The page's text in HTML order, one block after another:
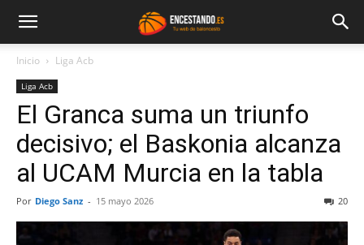
Inicio Liga Acb
Liga Acb
El Granca suma un triunfo
decisivo; el Baskonia alcanza
al UCAM Murcia en la tabla
Por Diego Sanz - 15 mayo 2026 20